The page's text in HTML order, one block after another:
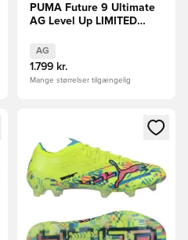
PUMA Future 9 Ultimate
AG Level Up LIMITED
FORUDBESTILLING
AG
1.799 kr.
Mange størrelser tilgængelig
ind eller tilmelde dig som
Åbner en Modal til at logge